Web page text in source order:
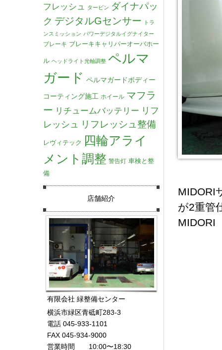
MIDORI
が2重管
フレッシュ
タービン ダイナパッ
ク デジタルGセンサー
トラ
ンスミッション パワーデジタルイグナイター
ブレーキ ブレーキキャリパーオーバホー
ル ヘッドライト光軸調整 ペルマ
ガード ペルマガードボディー
コーティング施工 ホイール マフラ
ー リチュームバッテリー リフ
レッシュ
リフレッシュ整備
レヴィテック 四輪アライ
メント調整 警告灯 車検と整
備
店舗紹介
有限会社 緑整備センター
横浜市緑区青砥町283-3
電話 045-933-1101
FAX 045-934-9000
営業時間 10:00〜18:30